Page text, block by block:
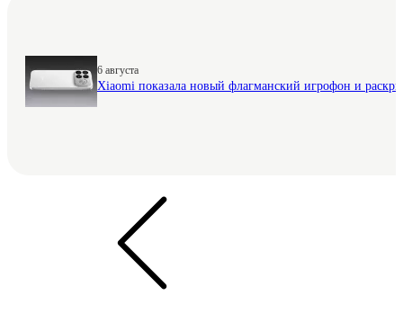
6 августа
Xiaomi показала новый флагманский игрофон и